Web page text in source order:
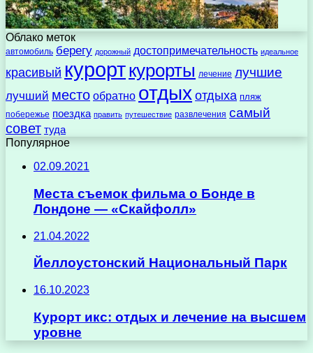
Облако меток
автомобиль берегу дорожный достопримечательность идеальное
красивый курорткурорты лечение лучшие
лучший место обратно отдыхотдыха пляж
побережье поездка править путешествие развлечения самый
совет туда
Популярное
02.09.2021
Места съемок фильма о Бонде в
Лондоне — «Скайфолл»
21.04.2022
Йеллоустонский Национальный Парк
16.10.2023
Курорт икс: отдых и лечение на высшем
уровне